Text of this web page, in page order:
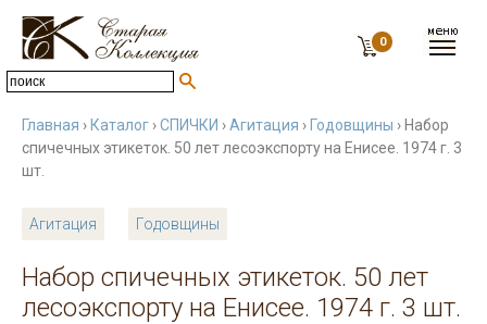
0
Главная › Каталог ›СПИЧКИ ›Агитация › Годовщины › Набор
спичечных этикеток. 50 лет лесоэкспорту на Енисее. 1974 г. 3
шт.
Агитация Годовщины
Набор спичечных этикеток. 50 лет
лесоэкспорту на Енисее. 1974 г. 3 шт.